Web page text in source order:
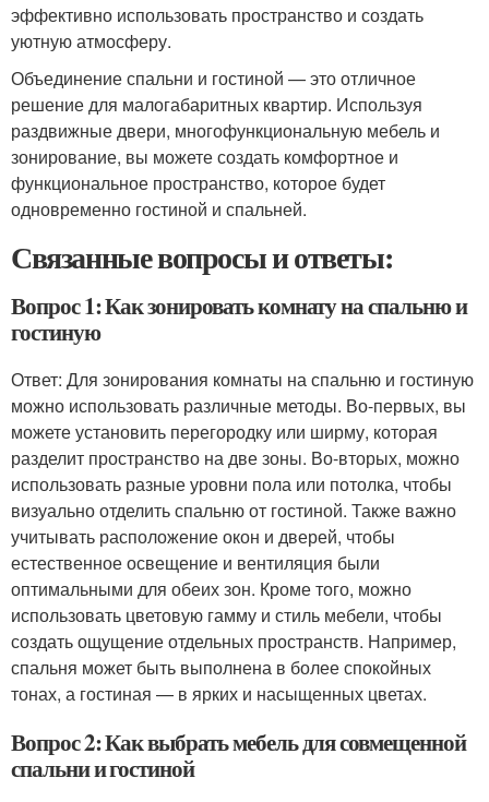
эффективно использовать пространство и создать
уютную атмосферу.
Объединение спальни и гостиной — это отличное
решение для малогабаритных квартир. Используя
раздвижные двери, многофункциональную мебель и
зонирование, вы можете создать комфортное и
функциональное пространство, которое будет
одновременно гостиной и спальней.
Связанные вопросы и ответы:
Вопрос 1: Как зонировать комнату на спальню и
гостиную
Ответ: Для зонирования комнаты на спальню и гостиную
можно использовать различные методы. Во-первых, вы
можете установить перегородку или ширму, которая
разделит пространство на две зоны. Во-вторых, можно
использовать разные уровни пола или потолка, чтобы
визуально отделить спальню от гостиной. Также важно
учитывать расположение окон и дверей, чтобы
естественное освещение и вентиляция были
оптимальными для обеих зон. Кроме того, можно
использовать цветовую гамму и стиль мебели, чтобы
создать ощущение отдельных пространств. Например,
спальня может быть выполнена в более спокойных
тонах, а гостиная — в ярких и насыщенных цветах.
Вопрос 2: Как выбрать мебель для совмещенной
спальни и гостиной